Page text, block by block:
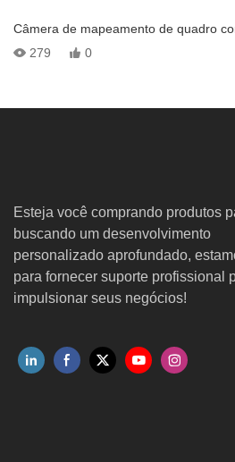
Câmera de mapeamento de quadro
279
0
Esteja você comprando produtos
buscando um desenvolvimento
personalizado aprofundado,
para fornecer suporte profissional
impulsionar seus negócios!